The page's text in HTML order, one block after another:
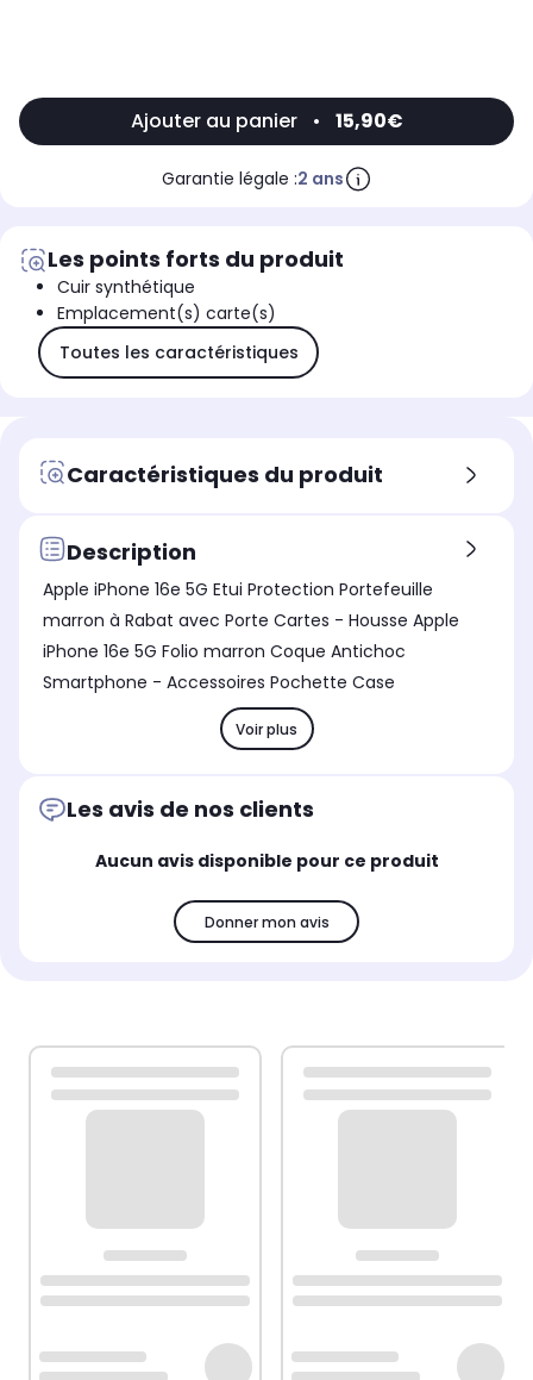
Ajouter au panier • 15,90€
Garantie légale :2 ans
Les points forts du produit
Cuir synthétique
Emplacement(s) carte(s)
Toutes les caractéristiques
Caractéristiques du produit
Description
Apple iPhone 16e 5G Etui Protection Portefeuille
marron à Rabat avec Porte Cartes - Housse Apple
iPhone 16e 5G Folio marron Coque Antichoc
Smartphone - Accessoires Pochette Case
Voir plus
Les avis de nos clients
Aucun avis disponible pour ce produit
Donner mon avis